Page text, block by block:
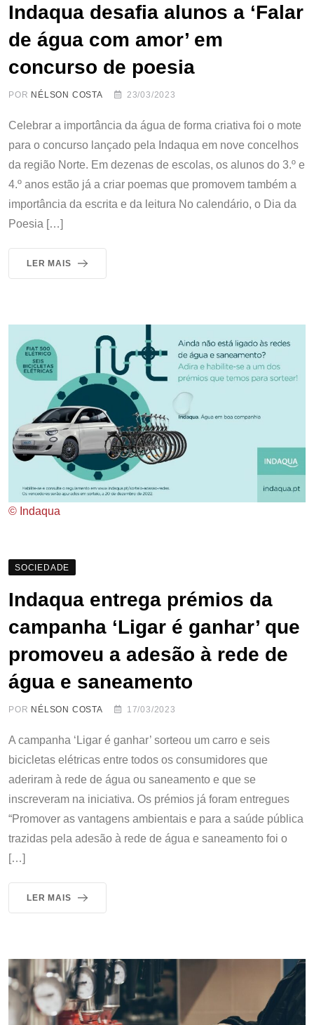
Indaqua desafia alunos a ‘Falar
de água com amor’ em
concurso de poesia
POR NÉLSON COSTA 23/03/2023
Celebrar a importância da água de forma criativa foi o mote
para o concurso lançado pela Indaqua em nove concelhos
da região Norte. Em dezenas de escolas, os alunos do 3.º e
4.º anos estão já a criar poemas que promovem também a
importância da escrita e da leitura No calendário, o Dia da
Poesia […]
LER MAIS
© Indaqua
SOCIEDADE
Indaqua entrega prémios da
campanha ‘Ligar é ganhar’ que
promoveu a adesão à rede de
água e saneamento
POR NÉLSON COSTA 17/03/2023
A campanha ‘Ligar é ganhar’ sorteou um carro e seis
bicicletas elétricas entre todos os consumidores que
aderiram à rede de água ou saneamento e que se
inscreveram na iniciativa. Os prémios já foram entregues
“Promover as vantagens ambientais e para a saúde pública
trazidas pela adesão à rede de água e saneamento foi o
[…]
LER MAIS